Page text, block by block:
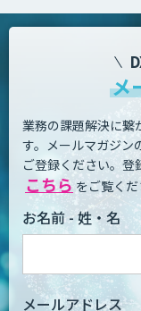
メ
業務の課題解決に繋
す。 メールマガジン
ご登録ください。登
こちら をご覧くだ
お名前 - 姓・名
メールアドレス